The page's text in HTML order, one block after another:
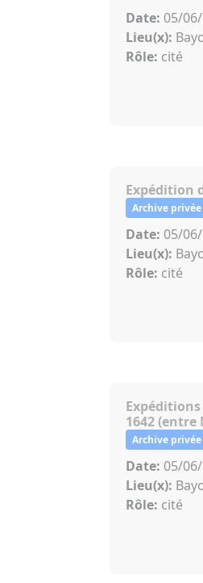
Date: 05/
Lieu(x):
Rôle: cité
Expédition
Archive
Date: 05/
Lieu(x):
Rôle: cité
1642
Archive
Date: 05/
Lieu(x):
Rôle: cité